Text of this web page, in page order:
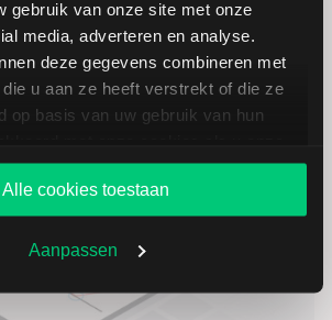
gebruik van onze site met onze
media, adverteren en analyse.
deze gegevens combineren met
u aan ze heeft verstrekt of die ze
op basis van uw gebruik van hun
Alle cookies toestaan
Aanpassen
de optie.
Lees verder
van opties